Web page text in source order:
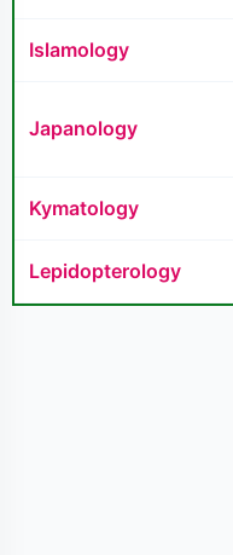
Islamology
Japanology
Kymatology
Lepidopterology